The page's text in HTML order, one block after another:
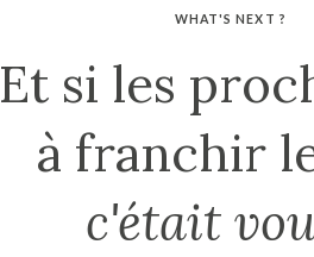
WHAT'S NEXT ?
Et si les
à franchir
c'était